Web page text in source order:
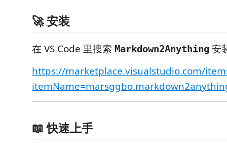
🚀 安装
在 VS Code 里搜索 Markdown2Anything 安
https://marketplace.visualstudio.com/
📖 快速上手